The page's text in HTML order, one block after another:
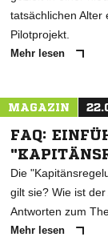
tatsächlichen Alter
Pilotprojekt.
Mehr lesen
MAGAZIN
FAQ:
Die
gilt sie? Wie ist der
Antworten zum
Mehr lesen